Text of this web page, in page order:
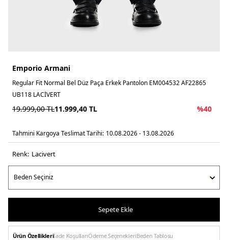
Emporio Armani
Regular Fit Normal Bel Düz Paça Erkek Pantolon EM004532 AF22865
UB118 LACİVERT
19.999,00TL11.999,40 TL %40
Tahmini Kargoya Teslimat Tarihi: 10.08.2026 - 13.08.2026
Renk: laci̇vert
Sepete Ekle
Ürün Özellikleriİade KoşullarıÖdeme SeçenekleriBeden Tablosu